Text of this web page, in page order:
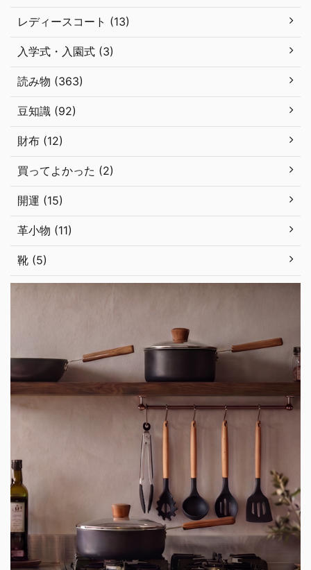
レディースコート (13)
入学式・入園式 (3)
読み物 (363)
豆知識 (92)
財布 (12)
買ってよかった (2)
開運 (15)
革小物 (11)
靴 (5)